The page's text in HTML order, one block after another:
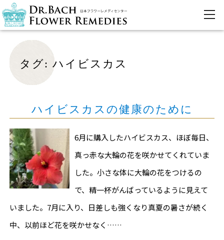
タグ: ハイビスカス
ハイビスカスの健康のために
6月に購入したハイビスカス、ほぼ毎日、
真っ赤な大輪の花を咲かせてくれていま
した。小さな体に大輪の花をつけるの
で、精一杯がんばっているように見えて
いました。7月に入り、日差しも強くなり真夏の暑さが続く
中、以前ほど花を咲かせなく……